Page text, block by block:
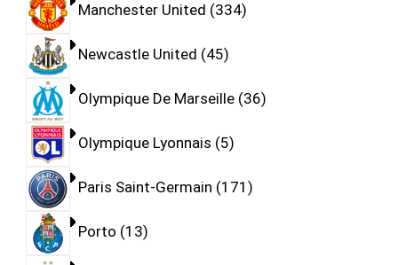
Manchester United 334
Newcastle United 45
Olympique De Marseille 36
Olympique Lyonnais 5
Paris Saint-Germain 171
Porto 13